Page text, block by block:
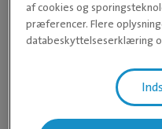
Åbningstider
Onsdag
af cookies og
præferencer. Flere
databeskyttelseserklæring